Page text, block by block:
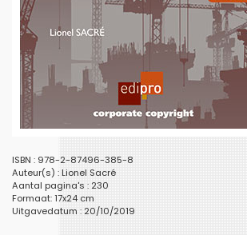
ISBN : 978-2-87496-385-8
Auteur(s) : Lionel Sacré
Aantal pagina's : 230
Formaat: 17x24 cm
Uitgavedatum : 20/10/2019